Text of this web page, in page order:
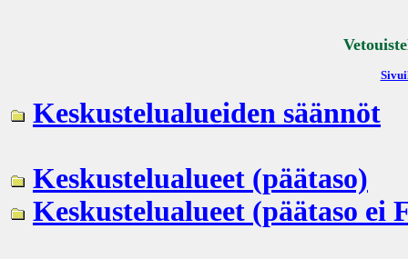
Keskustelualueiden säännöt
Keskustelualueet (päätaso)
Keskustelualueet (päätaso ei